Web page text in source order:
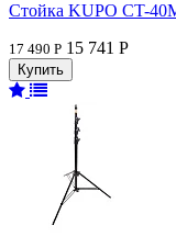
Стойка KUPO CT-
17 490 Р 15 741 Р